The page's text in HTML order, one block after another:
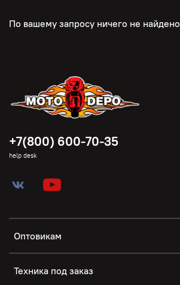
По вашему запросу ничего не найдено
Оптовикам
Техника под заказ
+7(800) 600-70-35
help desk